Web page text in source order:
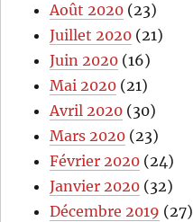
Août 2020 (23)
Juillet 2020 (21)
Juin 2020 (16)
Mai 2020 (21)
Avril 2020 (30)
Mars 2020 (23)
Février 2020 (24)
Janvier 2020 (32)
Décembre 2019 (27)